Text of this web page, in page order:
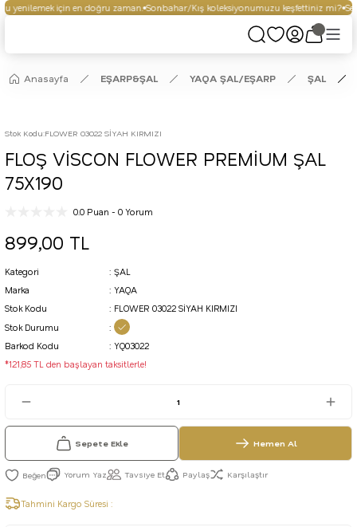
yenilemek için en doğru zaman. Sonbahar/Kış koleksiyonumuzu keşfettiniz mi?
Anasayfa EŞARP&ŞAL YAQA ŞAL/EŞARP ŞAL
Stok Kodu:FLOWER 03022 SİYAH KIRMIZI
FLOŞ VİSCON FLOWER PREMİUM ŞAL
75X190
0.0 Puan - 0 Yorum
899,00 TL
Kategori
ŞAL
Marka
YAQA
Stok Kodu
FLOWER 03022 SİYAH KIRMIZI
Stok Durumu
Barkod Kodu
YQ03022
*121,85 TL den başlayan taksitlerle!
Sepete Ekle Hemen Al
Yorum Yaz Tavsiye Et Paylaş Karşılaştır
Tahmini Kargo Süresi :